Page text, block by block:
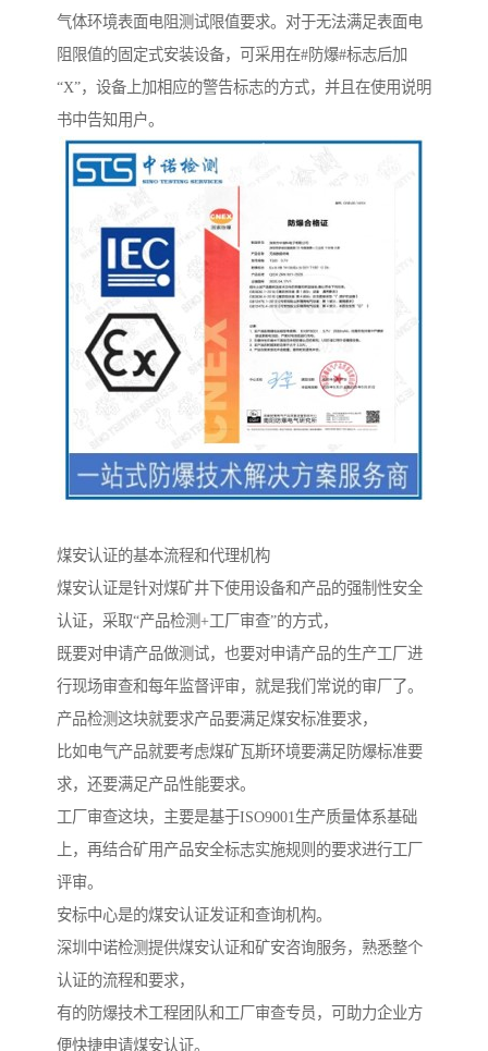
气体环境表面电阻测试限值要求。对于无法满足表面电
阻限值的固定式安装设备，可采用在#防爆#标志后加
“X”，设备上加相应的警告标志的方式，并且在使用说明
书中告知用户。
煤安认证的基本流程和代理机构
煤安认证是针对煤矿井下使用设备和产品的强制性安全
认证，采取“产品检测+工厂审查”的方式，
既要对申请产品做测试，也要对申请产品的生产工厂进
行现场审查和每年监督评审，就是我们常说的审厂了。
产品检测这块就要求产品要满足煤安标准要求，
比如电气产品就要考虑煤矿瓦斯环境要满足防爆标准要
求，还要满足产品性能要求。
工厂审查这块，主要是基于ISO9001生产质量体系基础
上，再结合矿用产品安全标志实施规则的要求进行工厂
评审。
安标中心是的煤安认证发证和查询机构。
深圳中诺检测提供煤安认证和矿安咨询服务，熟悉整个
认证的流程和要求，
有的防爆技术工程团队和工厂审查专员，可助力企业方
便快捷申请煤安认证。